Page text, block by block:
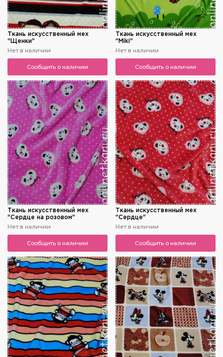
Ткань искусственный мех
"Щенки"
Нет в наличии
Сообщить о наличии
Ткань искусственный мех
"Miki"
Нет в наличии
Сообщить о наличии
Ткань искусственный мех
"Сердце на розовом"
Нет в наличии
Сообщить о наличии
Ткань искусственный мех
"Сердце"
Нет в наличии
Сообщить о наличии